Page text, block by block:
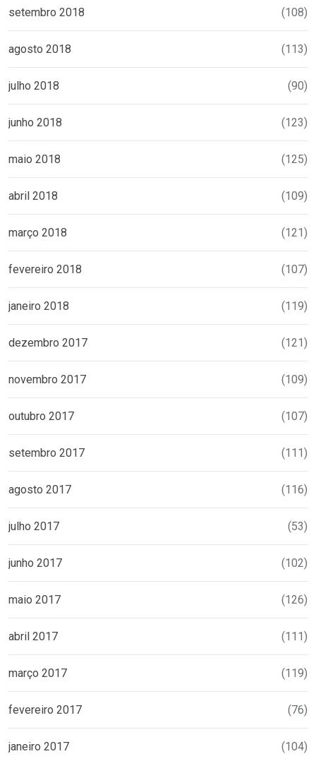
setembro 2018 (108)
agosto 2018 (113)
julho 2018 (90)
junho 2018 (123)
maio 2018 (125)
abril 2018 (109)
março 2018 (121)
fevereiro 2018 (107)
janeiro 2018 (119)
dezembro 2017 (121)
novembro 2017 (109)
outubro 2017 (107)
setembro 2017 (111)
agosto 2017 (116)
julho 2017 (53)
junho 2017 (102)
maio 2017 (126)
abril 2017 (111)
março 2017 (119)
fevereiro 2017 (76)
janeiro 2017 (104)